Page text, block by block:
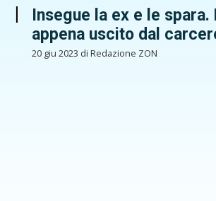
Insegue la ex e le spara.
appena uscito dal
20 giu 2023 di Redazione ZON